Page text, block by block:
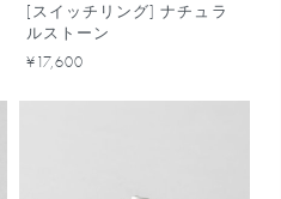
[スイッチリング] ナチュラ
ルストーン
¥17,600